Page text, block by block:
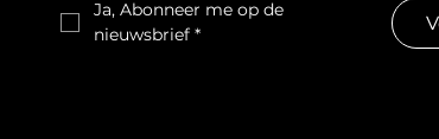
Ja, Abonneer me op de
nieuwsbrief *